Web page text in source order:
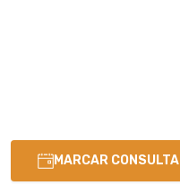
MARCAR CONSULTA